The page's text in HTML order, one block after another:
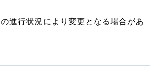
進行状況により変更となる場合があ